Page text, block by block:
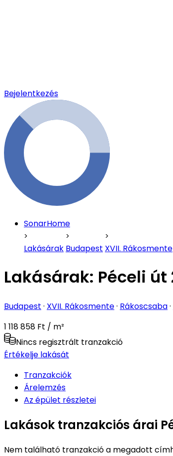
Bejelentkezés
SonarHome
Lakásárak Budapest XVII. Rákosmente
Lakásárak: Péceli út
Budapest · XVII. Rákosmente· Rákoscsaba·
1 118 858 Ft / m²
Nincs regisztrált tranzakció
Értékelje lakását
Tranzakciók
Árelemzés
Az épület részletei
Lakások tranzakciós árai
Nem található tranzakció a megadott